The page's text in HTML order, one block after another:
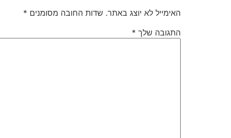
האימייל לא יוצג באתר. שדות החובה מסומנים *
התגובה שלך *